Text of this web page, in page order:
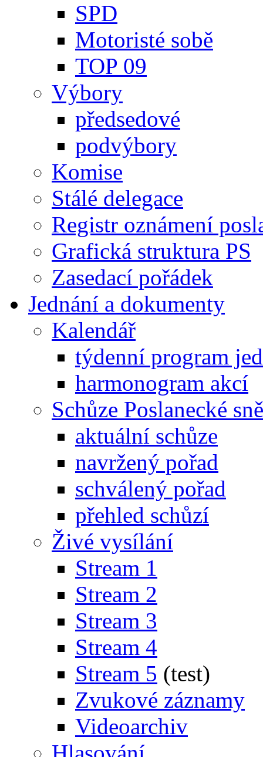
SPD
Motoristé sobě
TOP 09
Výbory
předsedové
podvýbory
Komise
Stálé delegace
Registr oznámení
Grafická struktura PS
Zasedací pořádek
Jednání a dokumenty
Kalendář
týdenní program
harmonogram akcí
Schůze Poslanecké
aktuální schůze
navržený pořad
schválený pořad
přehled schůzí
Živé vysílání
Stream 1
Stream 2
Stream 3
Stream 4
Stream 5 (test)
Zvukové záznamy
Videoarchiv